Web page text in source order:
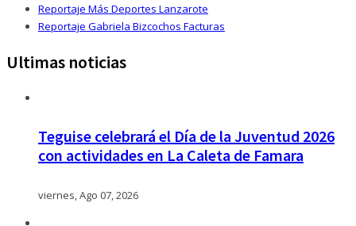
Reportaje Más Deportes Lanzarote
Reportaje Gabriela Bizcochos Facturas
Ultimas noticias
Teguise celebrará el Día de la Juventud 2026
con actividades en La Caleta de Famara
viernes, Ago 07, 2026